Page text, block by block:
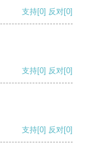
支持[0] 反对[0]
支持[0] 反对[0]
支持[0] 反对[0]